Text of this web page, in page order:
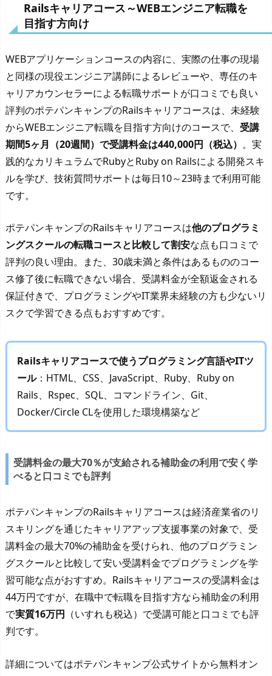
Railsキャリアコース～WEBエンジニア転職を
目指す方向け
WEBアプリケーションコースの内容に、実際の仕事の現場
と同様の現役エンジニア講師によるレビューや、専任のキ
ャリアカウンセラーによる転職サポートが口コミでも良い
評判のポテパンキャンプのRailsキャリアコースは、未経験
からWEBエンジニア転職を目指す方向けのコースで、 受講
期間5ヶ月（20週間）で受講料金は440,000円（税込） 。実
践的なカリキュラムでRubyとRuby on Railsによる開発スキ
ルを学び、技術質問サポートは毎日10～23時まで利用可能
です。
ポテパンキャンプのRailsキャリアコースは他のプログラミ
ングスクールの転職コースと比較して割安な点も口コミで
評判の良い理由。また、30歳未満と条件はあるもののコー
ス修了後に転職できない場合、受講料金が全額返金される
保証付きで、プログラミングやIT業界未経験の方も少ないリ
スクで学習できる点もおすすめです。
Railsキャリアコースで使うプログラミング言語やITツ
ール：HTML、CSS、JavaScript、Ruby、Ruby on
Rails、Rspec、SQL、コマンドライン、Git、
Docker/Circle CLを使用した環境構築など
受講料金の最大70％が支給される補助金の利用で安く学
べると口コミでも評判
ポテパンキャンプのRailsキャリアコースは経済産業省のリ
スキリングを通じたキャリアアップ支援事業の対象で、受
講料金の最大70%の補助金を受けられ、他のプログラミン
グスクールと比較して安い受講料金でプログラミングを学
習可能な点がおすすめ。Railsキャリアコースの受講料金は
44万円ですが、在職中で転職を目指す方なら補助金の利用
で実質16万円 （いすれも税込）で受講可能と口コミでも評
判です。
詳細についてはポテパンキャンプ公式サイトから無料オン